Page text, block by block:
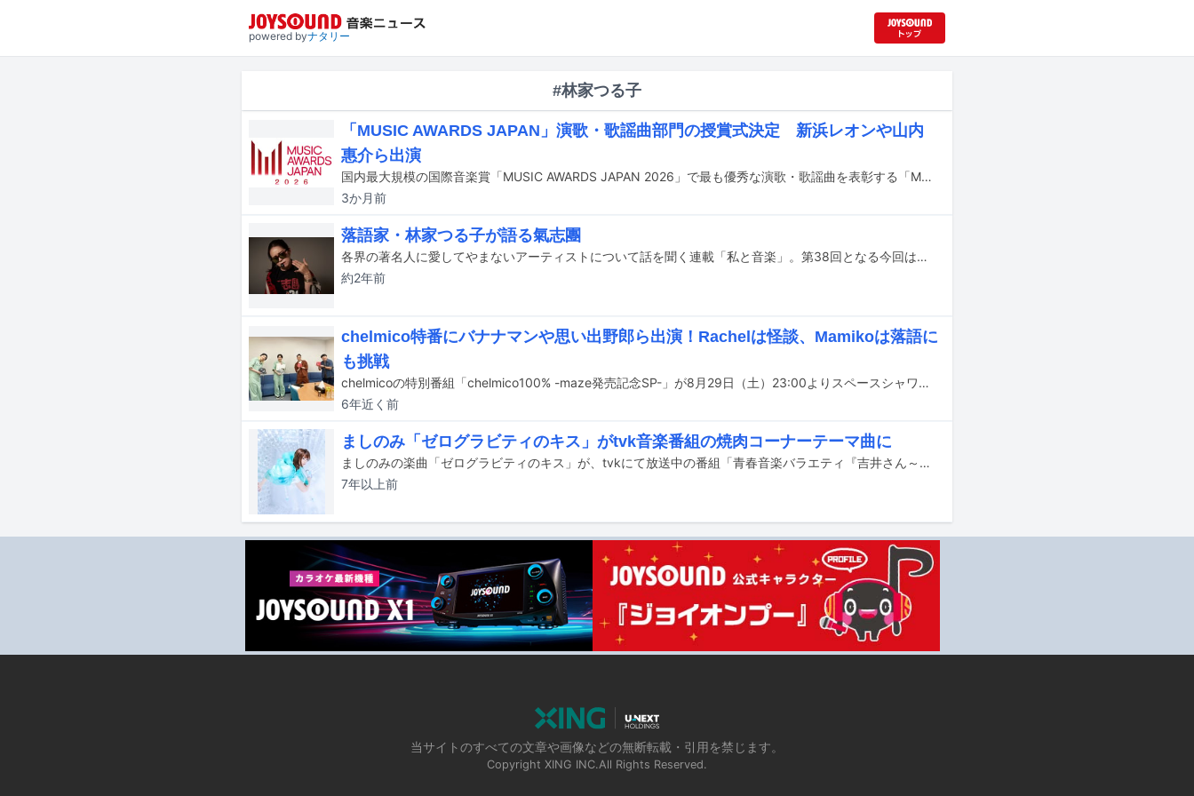
powered byナタリー
#林家つる子
「MUSIC AWARDS JAPAN」演歌・歌謡曲部門の授賞式決定 新浜レオンや山内
惠介ら出演
国内最大規模の国際音楽賞「MUSIC AWARDS JAPAN 2026」で最も優秀な演歌・歌謡曲を表彰する「MUSIC AWARDS JAPAN 2026 演歌・歌謡曲LIVE（最優秀演歌・歌謡曲 楽曲賞 授賞式）」が6月11日に東京・Zepp DiverCity（TOKYO）で開催されることが決定した。
3か月前
落語家・林家つる子が語る氣志團
各界の著名人に愛してやまないアーティストについて話を聞く連載「私と音楽」。第38回となる今回は、落語家・林家つる子に登場してもらった。2010年に9代目林家正蔵に弟子入りし、今年3月に真打昇進を果たした林家つる子。女性初の抜擢昇進という快挙を成し遂げた彼女の落語家としての姿勢には、大ファンである氣志團から受けた影響が表れているという。そんな氣志團への愛を語ってもらったところ、その思いはとどまることなく、連載史上最大ボリュームに。氣志團にハマり始めた中高時代から、コロナ禍を経て真打に昇進するまで、KISSES（氣志團ファンの呼称）としての思いを胸に歩んできた彼女の歴史を紐解いていく。
約2年前
chelmico特番にバナナマンや思い出野郎ら出演！Rachelは怪談、Mamikoは落語に
も挑戦
chelmicoの特別番組「chelmico100% -maze発売記念SP-」が8月29日（土）23:00よりスペースシャワーTVで放送される。
6年近く 前
ましのみ「ゼログラビティのキス」がtvk音楽番組の焼肉コーナーテーマ曲に
ましのみの楽曲「ゼログラビティのキス」が、tvkにて放送中の番組「青春音楽バラエティ『吉井さん～オヤジの音楽狩り～』」内で放送される新コーナー「お焼き肉っております。 」のテーマソングに決定した。
7年以上前
当サイトのすべての文章や画像などの無断転載・引用を禁じます。
Copyright XING INC.All Rights Reserved.